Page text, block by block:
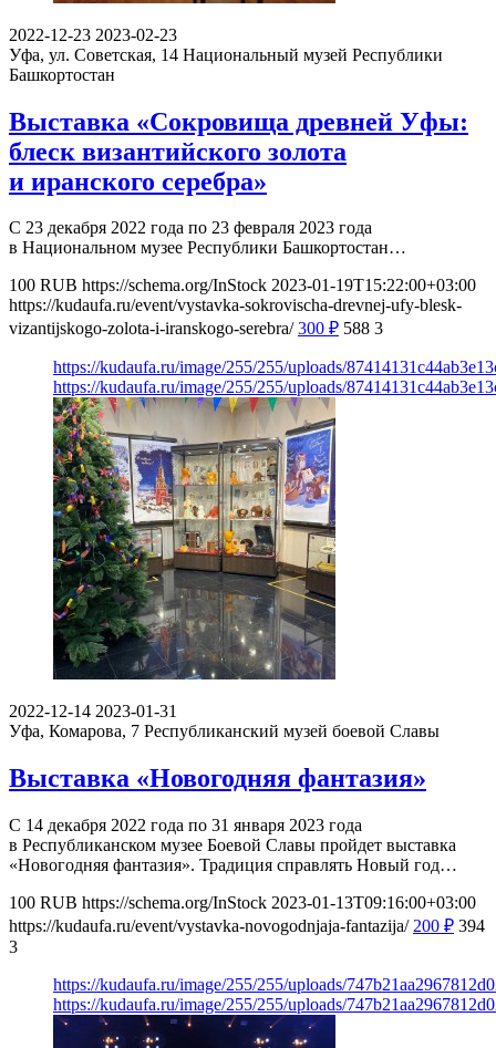
2022-12-23 2023-02-23
Уфа, ул. Советская, 14 Национальный музей Республики
Башкортостан
Выставка «Сокровища древней Уфы:
блеск византийского золота
и иранского серебра»
С 23 декабря 2022 года по 23 февраля 2023 года
в Национальном музее Республики Башкортостан…
100 RUB https://schema.org/InStock 2023-01-19T15:22:00+03:00
https://kudaufa.ru/event/vystavka-sokrovischa-drevnej-ufy-blesk-
vizantijskogo-zolota-i-iranskogo-serebra/ 300 ₽ 588 3
https://kudaufa.ru/image/255/255/uploads/
https://kudaufa.ru/image/255/255/uploads/
2022-12-14 2023-01-31
Уфа, Комарова, 7 Республиканский музей боевой Славы
Выставка «Новогодняя фантазия»
С 14 декабря 2022 года по 31 января 2023 года
в Республиканском музее Боевой Славы пройдет выставка
«Новогодняя фантазия». Традиция справлять Новый год…
100 RUB https://schema.org/InStock 2023-01-13T09:16:00+03:00
https://kudaufa.ru/event/vystavka-novogodnjaja-fantazija/ 200 ₽ 394
3
https://kudaufa.ru/image/255/255/uploads/
https://kudaufa.ru/image/255/255/uploads/